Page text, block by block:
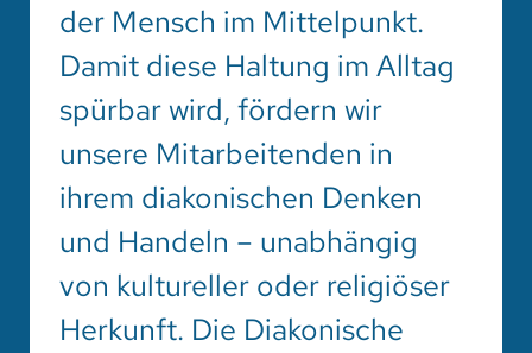
der Mensch im Mittelpunkt.
Damit diese Haltung im Alltag
spürbar wird, fördern wir
unsere Mitarbeitenden in
ihrem diakonischen Denken
und Handeln – unabhängig
von kultureller oder religiöser
Herkunft. Die Diakonische